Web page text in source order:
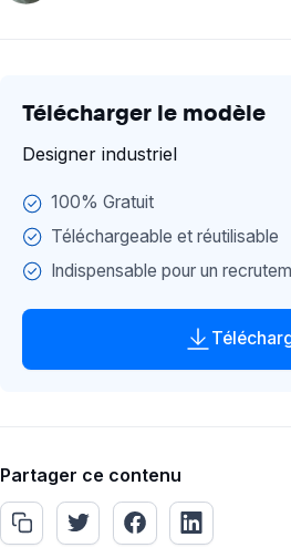
Savoir être
Connaissances & Savoirs
Télécharger le modèle
Designer industriel
100% Gratuit
Téléchargeable et réutilisable
Indispensable pour un
Partager ce contenu